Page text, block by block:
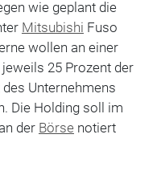
wie geplant die
Mitsubishi Fuso
wollen an einer
25 Prozent der
Unternehmens
Die Holding soll im
der Börse notiert